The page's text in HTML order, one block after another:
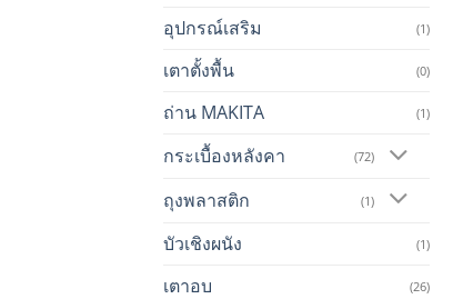
อุปกรณ์เสริม (1)
เตาตั้งพื้น (0)
ถ่าน MAKITA (1)
กระเบื้องหลังคา (72)
ถุงพลาสติก (1)
บัวเชิงผนัง (1)
เตาอบ (26)